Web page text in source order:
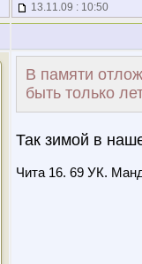
13.11.09 : 10:50
В памяти
быть только
Так зимой в
Чита 16. 69 УК.